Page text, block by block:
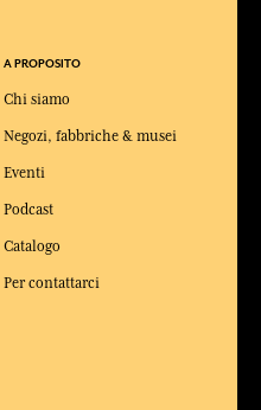
A PROPOSITO
Chi siamo
Negozi, fabbriche & musei
Eventi
Podcast
Catalogo
Per contattarci